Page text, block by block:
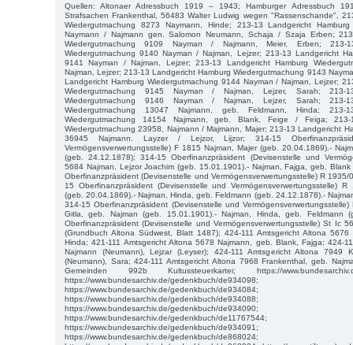
Quellen: Altonaer Adressbuch 1919 – 1943; Hamburger Adressbuch
Strafsachen Frankenthal, 56483 Walter Ludwig wegen "Rassenschande",
Wiedergutmachung 8273 Naymann, Hinde; 213-13 Landgericht
Naymann / Najmann gen. Salomon Neumann, Schaja / Szaja Erben;
Wiedergutmachung 9109 Nayman / Najmann, Meier, Erben; 213-
Wiedergutmachung 9140 Nayman / Najman, Lejzer; 213-13 Landgericht
9141 Nayman / Najman, Lejzer; 213-13 Landgericht Hamburg
Najman, Lejzer; 213-13 Landgericht Hamburg Wiedergutmachung 9143
Landgericht Hamburg Wiedergutmachung 9144 Nayman / Najman, Lejzer;
Wiedergutmachung 9145 Nayman / Najman, Lejzer, Sarah; 213-
Wiedergutmachung 9146 Nayman / Najman, Lejzer, Sarah; 213-
Wiedergutmachung 13047 Najmann, geb. Feldmann, Hinda; 213-
Wiedergutmachung 14154 Najmann, geb. Blank, Feige / Feiga; 213-
Wiedergutmachung 23958, Najmann / Majmann, Majer; 213-13 Landgericht
36945 Najmann. Layzer / Lejzor, Lijzor; 314-15
Vermögensverwertungsstelle) F 1815 Najman, Majer (geb. 20.04.1869).-
(geb. 24.12.1878); 314-15 Oberfinanzpräsident (Devisenstelle und
5684 Najman, Lejzor Joachim (geb. 15.01.1901).- Najman, Fajga, geb.
Oberfinanzpräsident (Devisenstelle und Vermögensverwertungsstelle) R
15 Oberfinanzpräsident (Devisenstelle und Vermögensverwertungsstelle)
(geb. 20.04.1869).- Najman, Hinda, geb. Feldmann (geb. 24.12.1878).-
314-15 Oberfinanzpräsident (Devisenstelle und
Gitla, geb. Najman (geb. 15.01.1901).- Najman, Hinda, geb. Feldmann
Oberfinanzpräsident (Devisenstelle und Vermögensverwertungsstelle) St Ic
(Grundbuch Altona Südwest, Blatt 1487); 424-111 Amtsgericht Altona
Hinda; 421-111 Amtsgericht Altona 5678 Najmann, geb. Blank, Fajga; 424-
Najmann (Neumann), Lejzar (Leyser); 424-111 Amtsgericht Altona 7949
(Neumann), Sara; 424-111 Amtsgericht Altona 7968 Frankenthal, geb.
Gemeinden 992b Kultussteuerkartei; https://
https://www.bundesarchiv.de/gedenkbuch/de934098;
https://www.bundesarchiv.de/gedenkbuch/de934084;
https://www.bundesarchiv.de/gedenkbuch/de934088;
https://www.bundesarchiv.de/gedenkbuch/de934090;
https://www.bundesarchiv.de/gedenkbuch/de11767544;
https://www.bundesarchiv.de/gedenkbuch/de934091;
https://www.bundesarchiv.de/gedenkbuch/de868024;